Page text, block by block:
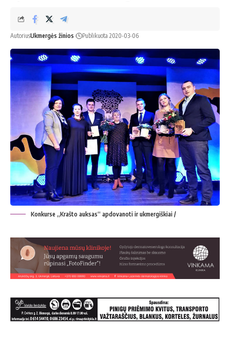
AutoriusUkmergės žinios Publikuota 2020-03-06
Konkurse „Krašto auksas“ apdovanoti ir ukmergiškiai /